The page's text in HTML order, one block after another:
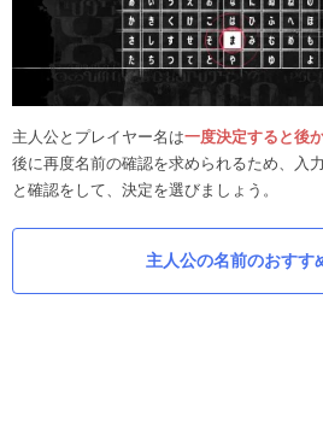
主人公とプレイヤー名は一度決定すると後
後に再度名前の確認を求められるため、入
と確認をして、決定を選びましょう。
主人公の名前のおすす